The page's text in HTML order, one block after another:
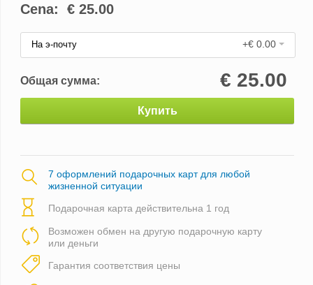
Cena: € 25.00
На э-почту +€ 0.00
Общая сумма: € 25.00
Купить
7 оформлений подарочных карт для любой
жизненной ситуации
Подарочная карта действительна 1 год
Возможен обмен на другую подарочную карту
или деньги
Гарантия соответствия цены